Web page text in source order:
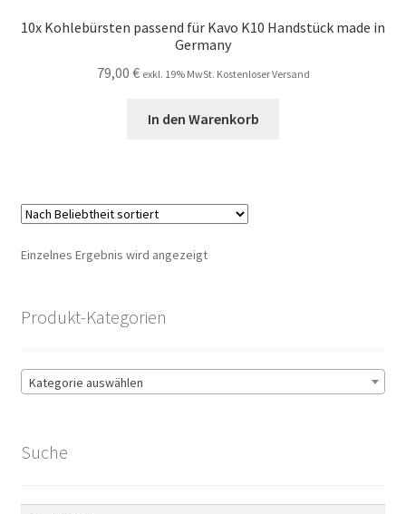
10x Kohlebürsten passend für Kavo K10 Handstück made in
Germany
79,00 € exkl. 19% MwSt. Kostenloser Versand
In den Warenkorb
Einzelnes Ergebnis wird angezeigt
Produkt-Kategorien
Kategorie auswählen
Suche